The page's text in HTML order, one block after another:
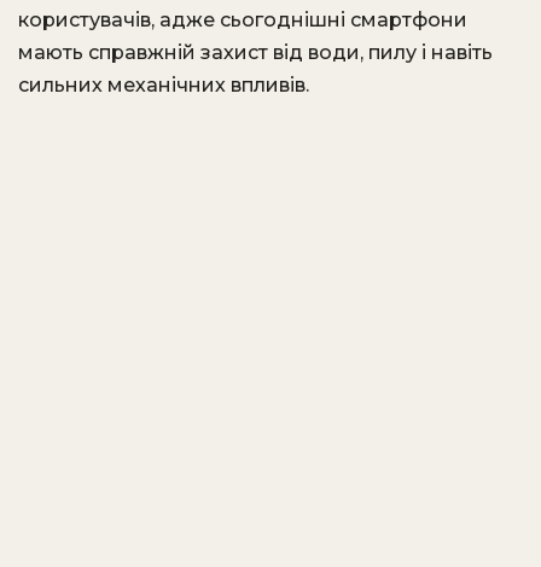
користувачів, адже сьогоднішні смартфони
мають справжній захист від води, пилу і навіть
сильних механічних впливів.